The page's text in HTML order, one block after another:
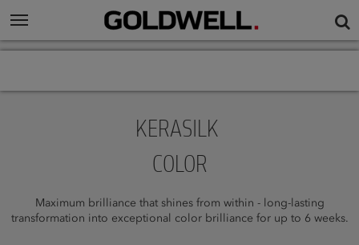
KERASILK
COLOR
Maximum brilliance that shines from within - long-lasting
transformation into exceptional color brilliance for up to 6 weeks.